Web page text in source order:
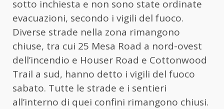
sotto inchiesta e non sono state ordinate
evacuazioni, secondo i vigili del fuoco.
Diverse strade nella zona rimangono
chiuse, tra cui 25 Mesa Road a nord-ovest
dell’incendio e Houser Road e Cottonwood
Trail a sud, hanno detto i vigili del fuoco
sabato. Tutte le strade e i sentieri
all’interno di quei confini rimangono chiusi.